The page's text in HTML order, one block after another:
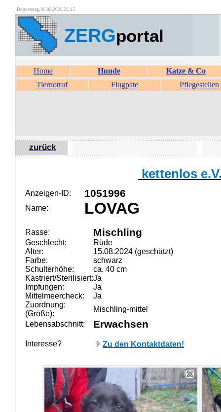
Donnerstag, 06.08.2026 22:15
ZERGportal
Home Hunde
Katze & Co
Tiernotruf
Flugpate Pflegestellen
zurück
kettenlos
Anzeigen-ID: 1051996
Name: LOVAG
Rasse: Mischling
Geschlecht:
Rüde
Alter:
15.08.2024 (geschätzt)
Farbe:
schwarz
Schulterhöhe:
ca. 40 cm
Kastriert/Sterilisiert:Ja
Impfungen:
Ja
Mittelmeercheck:
Ja
Zuordnung:
(Größe):
Mischling-mittel
Lebensabschnitt:
Erwachsen
Interesse? Zu den Kontaktdaten!